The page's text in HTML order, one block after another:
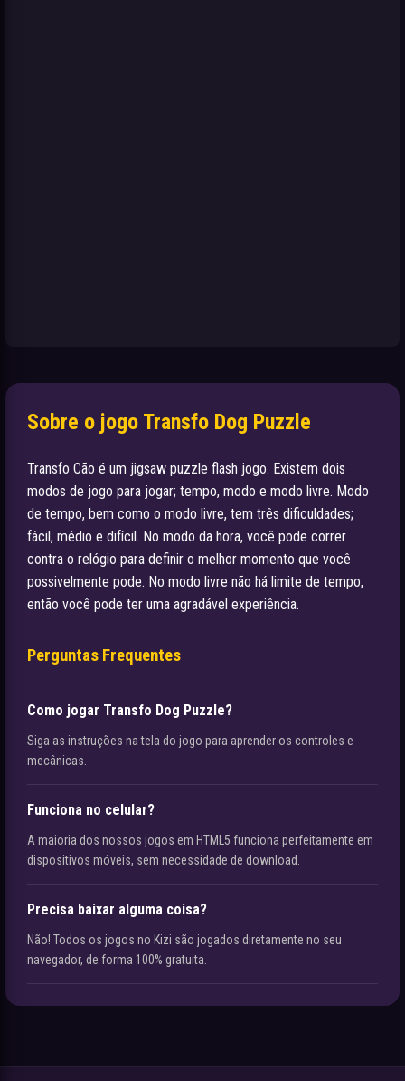
Sobre o jogo Transfo Dog Puzzle
Transfo Cão é um jigsaw puzzle flash jogo. Existem dois
modos de jogo para jogar; tempo, modo e modo livre. Modo
de tempo, bem como o modo livre, tem três dificuldades;
fácil, médio e difícil. No modo da hora, você pode correr
contra o relógio para definir o melhor momento que você
possivelmente pode. No modo livre não há limite de tempo,
então você pode ter uma agradável experiência.
Perguntas Frequentes
Como jogar Transfo Dog Puzzle?
Siga as instruções na tela do jogo para aprender os controles e
mecânicas.
Funciona no celular?
A maioria dos nossos jogos em HTML5 funciona perfeitamente em
dispositivos móveis, sem necessidade de download.
Precisa baixar alguma coisa?
Não! Todos os jogos no Kizi são jogados diretamente no seu
navegador, de forma 100% gratuita.